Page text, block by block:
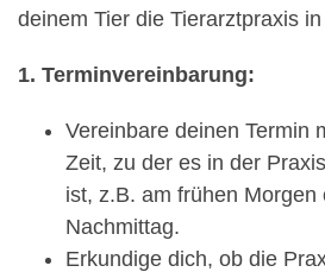
deinem Tier die Tierarztpraxis
1. Terminvereinbarung:
Vereinbare deinen Termin
Zeit, zu der es in der
ist, z.B. am frühen Morgen
Nachmittag.
Erkundige dich, ob die